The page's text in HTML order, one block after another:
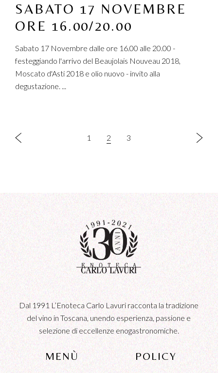
SABATO 17 NOVEMBRE
ORE 16.00/20.00
Sabato 17 Novembre dalle ore 16.00 alle 20.00 -
festeggiando l'arrivo del Beaujolais Nouveau 2018,
Moscato d'Asti 2018 e olio nuovo - invito alla
degustazione. ...
PAGINAZIONE
1 2 3
Dal 1991 L’Enoteca Carlo Lavuri racconta la tradizione
del vino in Toscana, unendo esperienza, passione e
selezione di eccellenze enogastronomiche.
MENÙ POLICY